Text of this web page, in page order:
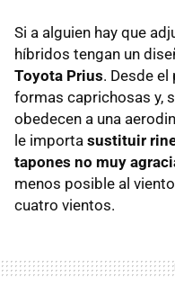
Si a alguien hay que
híbridos tengan un
Toyota Prius. Desde
formas caprichosas y,
obedecen a una
le importa sustituir
tapones no muy
menos posible al
cuatro vientos.